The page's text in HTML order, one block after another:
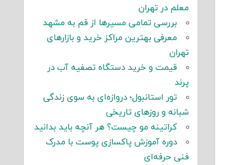
معلم در تهران
بررسی تمامی مسیرها از قم به مشهد
معرفی بهترین مراکز خرید و بازارهای
تهران
قیمت و خرید دستگاه تصفیه آب در
پرند
تور استانبول؛ دروازه‌ای به سوی زندگی
شبانه و روزهای تاریخی
کراتینه مو چیست؟ هر آنچه باید بدانید
دوره آموزش پاکسازی پوست با مدرک
فنی حرفه‌ای